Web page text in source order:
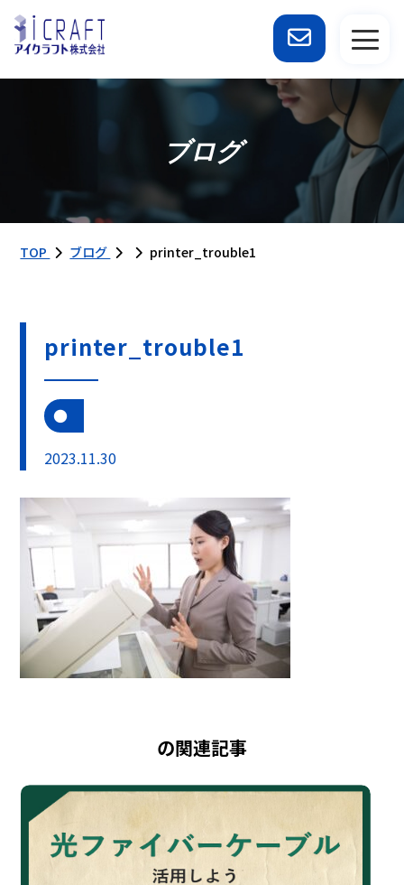
ブログ
TOP ブログ printer_trouble1
printer_trouble1
2023.11.30
の関連記事